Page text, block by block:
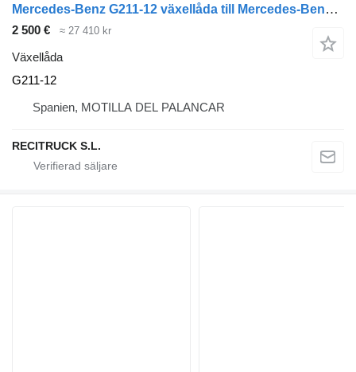
Mercedes-Benz G211-12 växellåda till Mercedes-Benz ACTROS lastbil
2 500 € ≈ 27 410 kr
Växellåda
G211-12
Spanien, MOTILLA DEL PALANCAR
RECITRUCK S.L.